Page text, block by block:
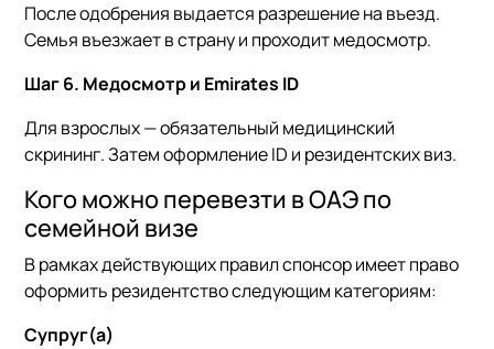
После одобрения выдается разрешение на въезд.
Семья въезжает в страну и проходит медосмотр.
Шаг 6. Медосмотр и Emirates ID
Для взрослых — обязательный медицинский
скрининг. Затем оформление ID и резидентских виз.
Кого можно перевезти в ОАЭ по
семейной визе
В рамках действующих правил спонсор имеет право
оформить резидентство следующим категориям:
Супруг(а)